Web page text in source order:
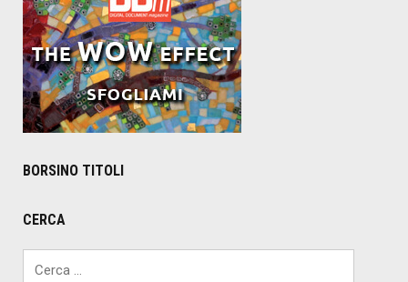
BORSINO TITOLI
CERCA